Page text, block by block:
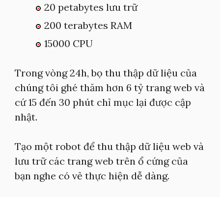
20 petabytes lưu trữ
200 terabytes RAM
15000 CPU
Trong vòng 24h, bọ thu thập dữ liệu của
chúng tôi ghé thăm hơn 6 tỷ trang web và
cứ 15 đến 30 phút chỉ mục lại được cập
nhật.
Tạo một robot để thu thập dữ liệu web và
lưu trữ các trang web trên ổ cứng của
bạn nghe có vẻ thực hiện dễ dàng.